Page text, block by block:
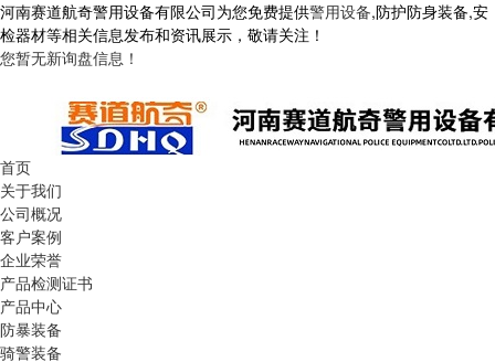
河南赛道航奇警用设备有限公司为您免费提供警用设备,防护防身装备,安
检器材等相关信息发布和资讯展示，敬请关注！
您暂无新询盘信息！
首页
关于我们
公司概况
客户案例
企业荣誉
产品检测证书
产品中心
防暴装备
骑警装备